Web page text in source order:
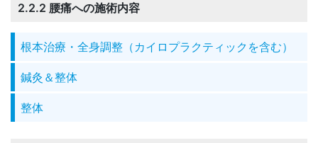
2.2.2 腰痛への施術内容
根本治療・全身調整（カイロプラクティックを含む）
鍼灸＆整体
整体